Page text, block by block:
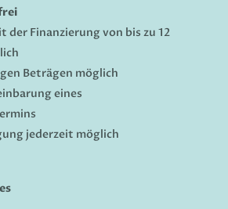
der Finanzierung von bis zu 12
Beträgen möglich
eines
jederzeit möglich